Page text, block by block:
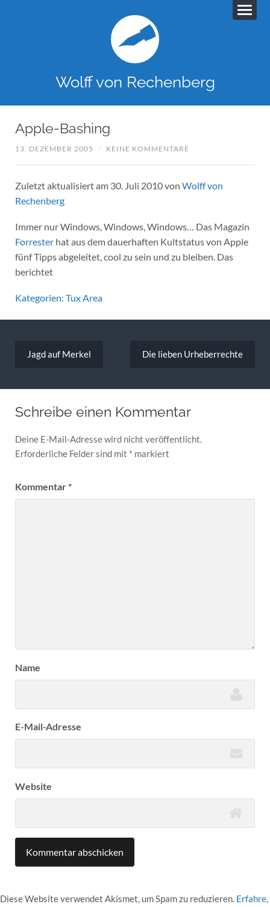
Wolff von Rechenberg
Apple-Bashing
13. DEZEMBER 2005 / KEINE KOMMENTARE
Zuletzt aktualisiert am 30. Juli 2010 von Wolff von
Rechenberg
Immer nur Windows, Windows, Windows… Das Magazin
Forresterhat aus dem dauerhaften Kultstatus von Apple
fünf Tipps abgeleitet, cool zu sein und zu bleiben. Das
berichtet
Kategorien: Tux Area
Jagd auf Merkel Die lieben Urheberrechte
Schreibe einen Kommentar
Deine E-Mail-Adresse wird nicht veröffentlicht.
Erforderliche Felder sind mit * markiert
Kommentar*
Name
E-Mail-Adresse
Website
Diese Website verwendet Akismet, um Spam zu reduzieren. Erfahre,